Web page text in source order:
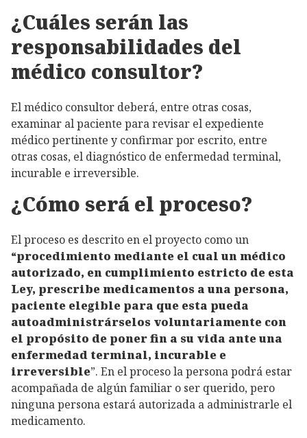
¿Cuáles serán las
responsabilidades del
médico consultor?
El médico consultor deberá, entre otras cosas,
examinar al paciente para revisar el expediente
médico pertinente y confirmar por escrito, entre
otras cosas, el diagnóstico de enfermedad terminal,
incurable e irreversible.
¿Cómo será el proceso?
El proceso es descrito en el proyecto como un
“procedimiento mediante el cual un médico
autorizado, en cumplimiento estricto de esta
Ley, prescribe medicamentos a una persona,
paciente elegible para que esta pueda
autoadministrárselos voluntariamente con
el propósito de poner fin a su vida ante una
enfermedad terminal, incurable e
irreversible”. En el proceso la persona podrá estar
acompañada de algún familiar o ser querido, pero
ninguna persona estará autorizada a administrarle el
medicamento.